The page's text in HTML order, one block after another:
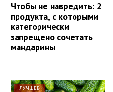
Чтобы не навредить: 2
продукта, с которыми
категорически
запрещено сочетать
мандарины
ЛУЧШЕЕ